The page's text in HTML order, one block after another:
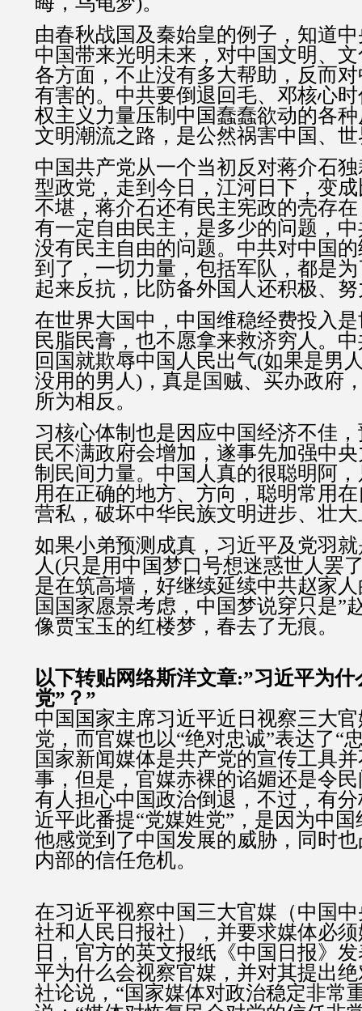
由春秋战国及秦始皇的例子，知道
中国带来光明未来，对中国文明、
各方面，不止没有多大帮助，反而
有害的。中共要倒退回毛、邓核心
权主义力量压制中国蠢蠢欲动的各
文明潮流之路，是公然祸害中国、
中国共产党从一个当初反对蒋介石
型政党，走到今日，江河日下，变
不堪，蒋介石还有民主宪政的壳存
有一定自由民主，是多少的问题，
没有民主自由的问题。中共对中国
到了，一切力量，包括军队，都是
起来反抗，比防备外国人还积极、
在世界大国中，中国维稳经费投入
民脂民膏，也不愿拿来救济穷人。
回国就欺辱中国人民出气(如果是男
没用的男人)，真是国贼、买办政府
所为相反。
习核心体制也是因应中国经济不佳
民不满政府会增加，遂事先加强中
制民间力量。中国人真的很聪明阿
用在正确的地方、方向，聪明常用
营私，破坏中华民族文明进步、壮
如果小弟预测成真，习近平及党羽
人(只是用中国梦口号想迷惑世人罢
是在筑高墙，好继续延续中共赵家
国国家愿景考虑，中国梦说穿只是”
像贾宝玉的红楼梦，春去了无痕。
以下转贴网络斯洋文章:”习近平为
党”？”
中国国家主席习近平近日视察三大
党，而官媒也以“绝对忠诚”表达了“
国家新闻媒体是共产党的宣传工具
事，但是，官媒赤裸的谄媚还是令
有人担心中国政治倒退，不过，有
近平此番提“党媒姓党”，是因为中
他感觉到了中国发展的威胁，同时
内部的信任危机。
在习近平视察中国三大官媒（中国
社和人民日报社），并要求媒体必
日，官方的英文报纸《中国日报》
平为什么会视察官媒，并对其提出
社论说，“国家媒体对政治稳定非常